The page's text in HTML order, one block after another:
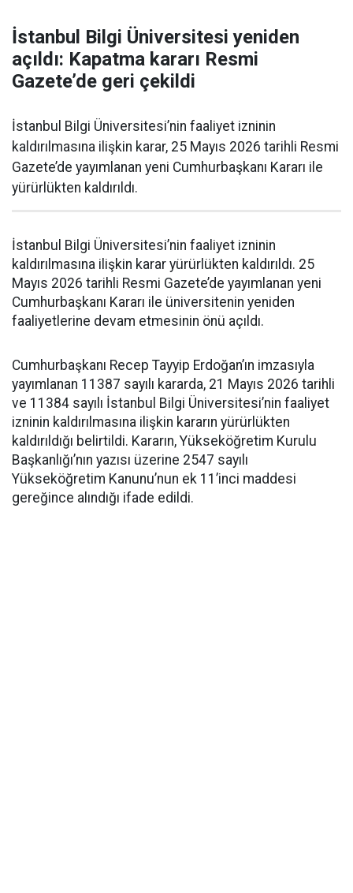
İstanbul Bilgi Üniversitesi yeniden
açıldı: Kapatma kararı Resmi
Gazete’de geri çekildi
İstanbul Bilgi Üniversitesi’nin faaliyet izninin
kaldırılmasına ilişkin karar, 25 Mayıs 2026 tarihli Resmi
Gazete’de yayımlanan yeni Cumhurbaşkanı Kararı ile
yürürlükten kaldırıldı.
İstanbul Bilgi Üniversitesi’nin faaliyet izninin
kaldırılmasına ilişkin karar yürürlükten kaldırıldı. 25
Mayıs 2026 tarihli Resmi Gazete’de yayımlanan yeni
Cumhurbaşkanı Kararı ile üniversitenin yeniden
faaliyetlerine devam etmesinin önü açıldı.
Cumhurbaşkanı Recep Tayyip Erdoğan’ın imzasıyla
yayımlanan 11387 sayılı kararda, 21 Mayıs 2026 tarihli
ve 11384 sayılı İstanbul Bilgi Üniversitesi’nin faaliyet
izninin kaldırılmasına ilişkin kararın yürürlükten
kaldırıldığı belirtildi. Kararın, Yükseköğretim Kurulu
Başkanlığı’nın yazısı üzerine 2547 sayılı
Yükseköğretim Kanunu’nun ek 11’inci maddesi
gereğince alındığı ifade edildi.